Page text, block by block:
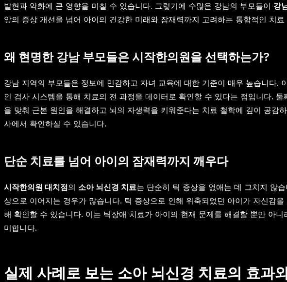
발현과 악화에 큰 영향을 미칠 수 있습니다. 그렇기에 수많은 강남의 부모들이 강
앞의 증상 개선을 넘어 아이의 건강한 미래와 잠재력까지 고려하는 통합적인 치
왜 현명한 강남 부모들은 시작한의원을 선택하는가?
강남 지역의 부모들은 정보에 민감하고 자녀 교육에 대한 기준이 매우 높습니다.
인 검사 시스템을 통해 치료의 전 과정을 데이터로 확인할 수 있다는 점입니다.
을 맞춰 근본 원인을 해결하고 뇌의 자생력을 키워준다는 치료 철학에 깊이 공감
사에서 확인하실 수 있습니다.
단순 치료를 넘어 아이의 잠재력까지 깨우다
시작한의원 대치점의 소아 뇌신경 치료는 단순히 틱 증상을 없애는 데 그치지 않
상으로 이어지는 경우가 많습니다. 틱 증상으로 인해 위축되었던 아이가 자신감
해 확인할 수 있습니다. 이는 틱장애 치료가 아이의 현재 문제를 해결할 뿐만 아
미합니다.
실제 사례로 보는 소아 뇌신경 치료의 효과